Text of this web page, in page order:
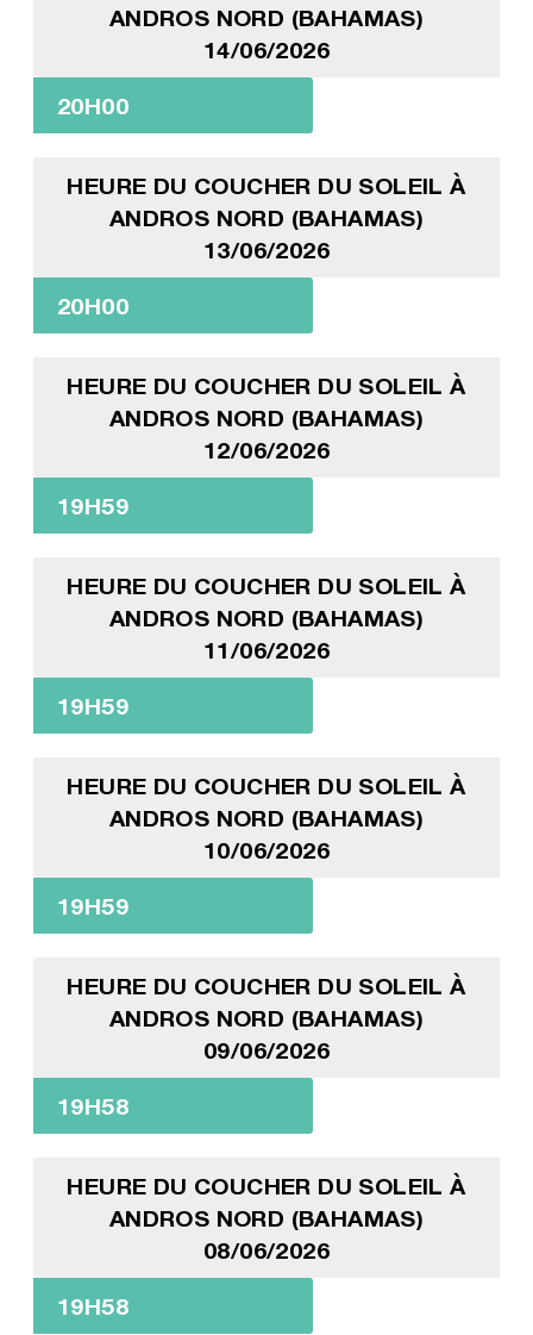
ANDROS NORD (BAHAMAS)
14/06/2026
20H00
HEURE DU COUCHER DU SOLEIL À
ANDROS NORD (BAHAMAS)
13/06/2026
20H00
HEURE DU COUCHER DU SOLEIL À
ANDROS NORD (BAHAMAS)
12/06/2026
19H59
HEURE DU COUCHER DU SOLEIL À
ANDROS NORD (BAHAMAS)
11/06/2026
19H59
HEURE DU COUCHER DU SOLEIL À
ANDROS NORD (BAHAMAS)
10/06/2026
19H59
HEURE DU COUCHER DU SOLEIL À
ANDROS NORD (BAHAMAS)
09/06/2026
19H58
HEURE DU COUCHER DU SOLEIL À
ANDROS NORD (BAHAMAS)
08/06/2026
19H58